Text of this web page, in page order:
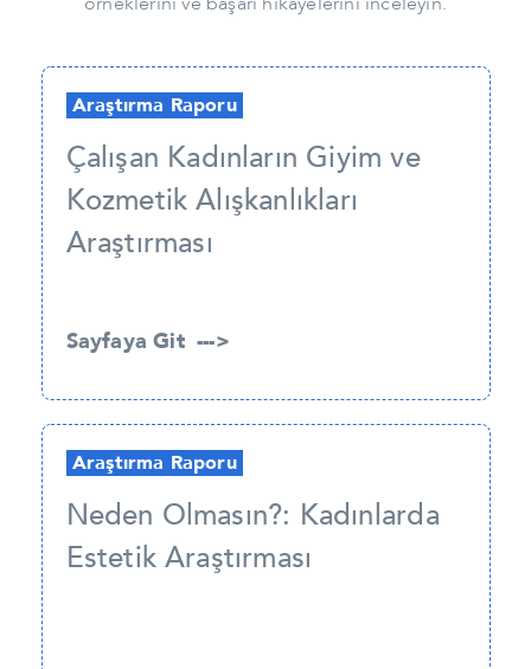
Araştırma Raporu
Çalışan Kadınların Giyim ve
Kozmetik Alışkanlıkları
Araştırması
Sayfaya Git --->
Araştırma Raporu
Neden Olmasın?: Kadınlarda
Estetik Araştırması